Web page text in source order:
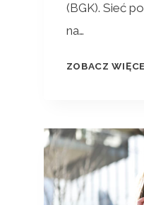
(BGK). Sieć
na…
ZOBACZ